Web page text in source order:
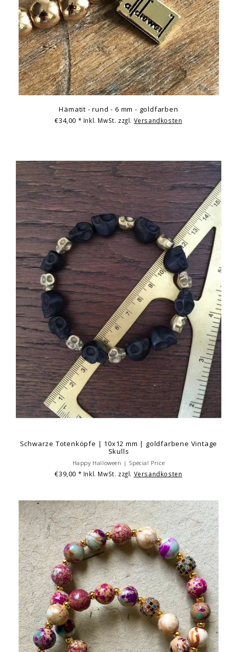
Hämatit - rund - 6 mm - goldfarben
€34,00 * Inkl. MwSt. zzgl. Versandkosten
Schwarze Totenköpfe | 10x12 mm | goldfarbene Vintage
Skulls
Happy Halloween | Special Price
€39,00 * Inkl. MwSt. zzgl. Versandkosten